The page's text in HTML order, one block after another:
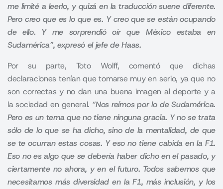
me limité a leerlo, y quizá en la traducción suene diferente.
Pero creo que es lo que es. Y creo que se están ocupando
de ello. Y me sorprendió oír que México estaba en
Sudamérica”, expresó el jefe de Haas.
Por su parte, Toto Wolff, comentó que dichas
declaraciones tenían que tomarse muy en serio, ya que no
son correctas y no dan una buena imagen al deporte y a
la sociedad en general. “Nos reímos por lo de Sudamérica.
Pero es un tema que no tiene ninguna gracia. Y no se trata
sólo de lo que se ha dicho, sino de la mentalidad, de que
se te ocurran estas cosas. Y eso no tiene cabida en la F1.
Eso no es algo que se debería haber dicho en el pasado, y
ciertamente no ahora, y en el futuro. Todos sabemos que
necesitamos más diversidad en la F1, más inclusión, y los